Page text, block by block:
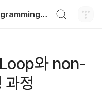
Spiral Moon's programming blog
와 non-
정